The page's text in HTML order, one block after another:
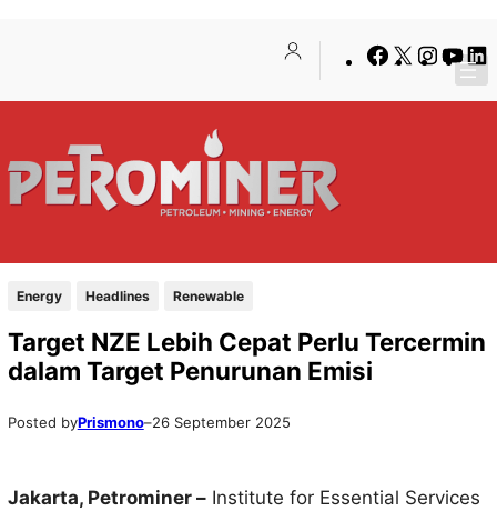
Facebook
X
Energy Headlines Renewable
Target NZE Lebih Cepat Perlu Tercermin
dalam Target Penurunan Emisi
Posted byPrismono–26 September 2025
Jakarta, Petrominer –Institute for Essential Services